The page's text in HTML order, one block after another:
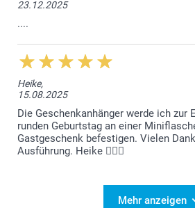
23.12.2025
....
Heike,
15.08.2025
Die Geschenkanhänger werde ich zur
runden Geburtstag an einer
Gastgeschenk befestigen. Vielen
Ausführung. Heike 🙋🏼‍♀️
Mehr anzeigen